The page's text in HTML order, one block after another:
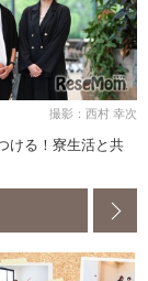
撮影：西村 幸次
ける！寮生活と共